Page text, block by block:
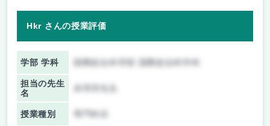
Hkr さんの授業評価
学部 学科 国際総合科学部 国際総合科学科
担当の先生
名
授業種別